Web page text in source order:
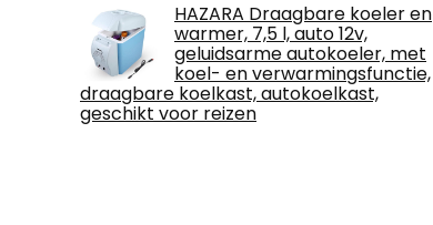
HAZARA Draagbare koeler en
warmer, 7,5 l, auto 12v,
geluidsarme autokoeler, met
koel- en verwarmingsfunctie,
draagbare koelkast, autokoelkast,
geschikt voor reizen